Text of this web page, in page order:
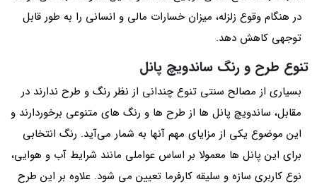
در هنگام وقوع زلزله، میزان خسارات مالی و انسانی را به‌ طور قابل
توجهی کاهش دهد.
تنوع طرح و رنگ ساندویچ پانل
بسیاری از مصالح سنتی تنوع چندانی از نظر رنگ و طرح ندارند در
مقابل، ساندویچ پانل‌ ها از طرح‌ ها و رنگ‌ های متنوعی برخوردارند و
این موضوع یکی از مزایای مهم آنها به شمار می‌آید. رنگ انتخابی
برای این پانل‌ ها معمولا بر اساس عواملی مانند شرایط آب‌ و هوایی،
نوع کاربری سازه و سلیقه کارفرما تعیین می شود. علاوه بر این طرح